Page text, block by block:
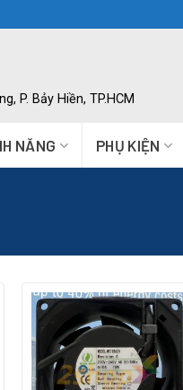
P. Bảy Hiền, TP.HCM
NĂNG PHỤ KIỆN